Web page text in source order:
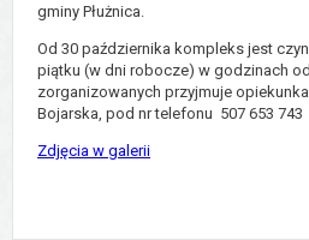
gminy Płużnica.
Od 30 października kompleks jest
piątku (w dni robocze) w godzinach
zorganizowanych przyjmuje
Bojarska, pod nr telefonu 507 653 743
Zdjęcia w galerii